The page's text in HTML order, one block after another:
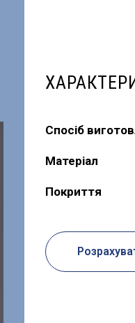
Спосіб
Матеріал
Покриття